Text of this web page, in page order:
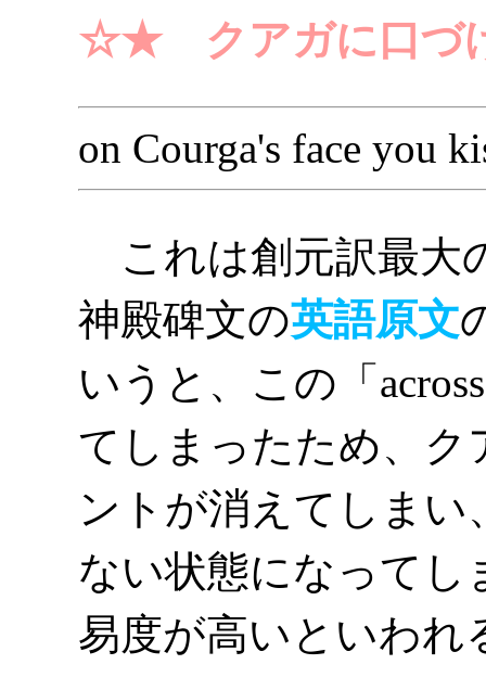
☆★ クアガに口づ
on Courga's face you
これは創元訳最大
神殿碑文の英語原文
いうと、この「
てしまったため、ク
ントが消えてしま
ない状態になってし
易度が高いといわれ